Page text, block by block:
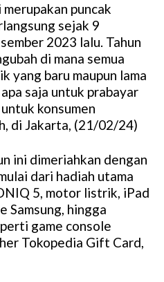
M
u
t
e
puncak
sejak 9
2023 lalu. Tahun
di mana semua
yang baru maupun lama
saja untuk prabayar
konsumen
di Jakarta, (21/02/24)
ini dimeriahkan dengan
dari hadiah utama
5, motor listrik, iPad
Samsung, hingga
game console
Tokopedia Gift Card,